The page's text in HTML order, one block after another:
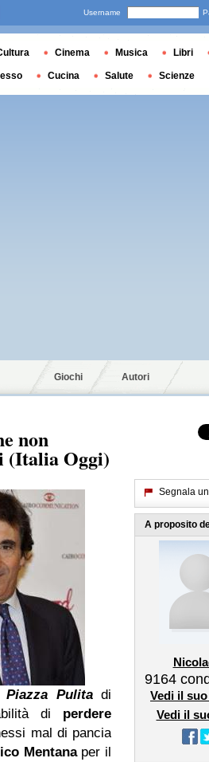
Giochi Autori
non
(Italia Oggi)
Piazza Pulitadi
di perdere
mal di pancia
Mentanaper il
Segnala
A proposito
9164
Vedi il
Vedi il
Username
Cinema Musica Libri
Cucina Salute Scienze